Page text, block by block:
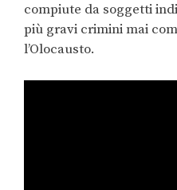
compiute da soggetti
più gravi crimini mai
l’Olocausto.